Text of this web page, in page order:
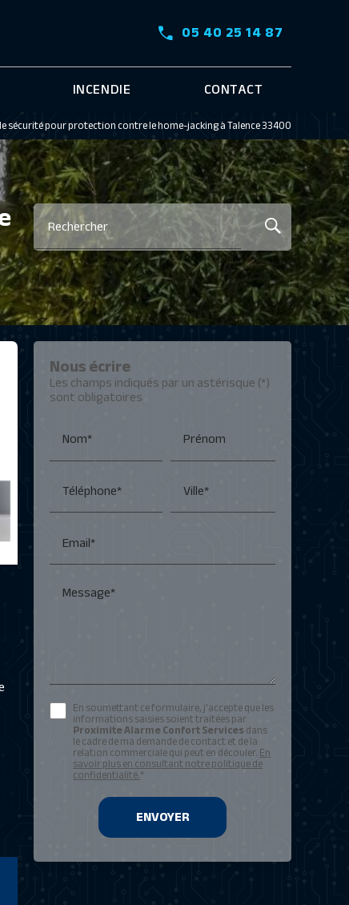
05 40 25 14 87
INCENDIE CONTACT
sécurité pour protection contre le home-jacking à Talence 33400
Rechercher
Nous écrire
Les champs indiqués par un astérisque (*)
sont obligatoires
Nom*
Prénom
Téléphone* Ville*
Email*
Message*
En soumettant ce formulaire, j'accepte que les
informations saisies soient traitées par
Proximite Alarme Confort Servicesdans
le cadre de ma demande de contact et de la
relation commerciale qui peut en découler.En
savoir plus en consultant notre politique de
confidentialité.*